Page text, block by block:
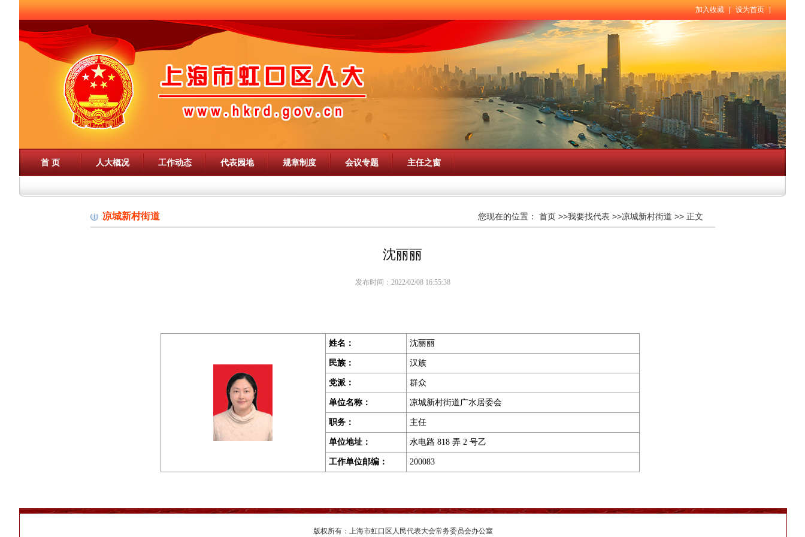
加入收藏 | 设为首页 |
首 页 人大概况 工作动态 代表园地 规章制度 会议专题 主任之窗
凉城新村街道 您现在的位置： 首页>>我要找代表 >>凉城新村街道 >> 正文
沈丽丽
发布时间：2022/02/08 16:55:38
姓名： 沈丽丽
民族： 汉族
党派： 群众
单位名称： 凉城新村街道广水居委会
职务： 主任
单位地址： 水电路 818 弄 2 号乙
工作单位邮编： 200083
版权所有：上海市虹口区人民代表大会常务委员会办公室